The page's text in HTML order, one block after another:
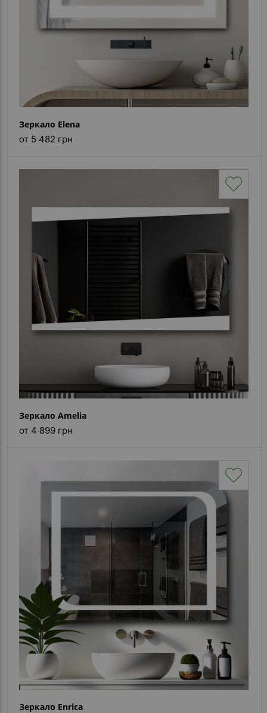
Зеркало Elena
от 5 482 грн
Зеркало Amelia
от 4 899 грн
Зеркало Enrica